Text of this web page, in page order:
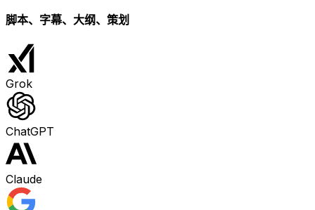
脚本、字幕、大纲、策划
Grok
ChatGPT
Claude